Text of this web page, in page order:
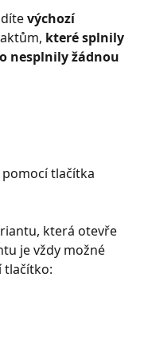
výchozí
které splnily
nesplnily žádnou
tlačítka
která otevře
je vždy možné
tlačítko: